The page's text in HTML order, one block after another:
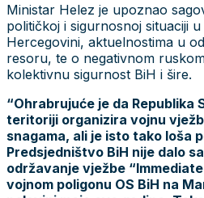
Ministar Helez je upoznao
političkoj i sigurnosnoj situaciji u
Hercegovini, aktuelnostima u
resoru, te o negativnom
kolektivnu sigurnost BiH i šire.
“Ohrabrujuće je da Republika
teritoriji organizira vojnu
snagama, ali je isto tako loša
Predsjedništvo BiH nije dalo
održavanje vježbe
vojnom poligonu OS BiH na